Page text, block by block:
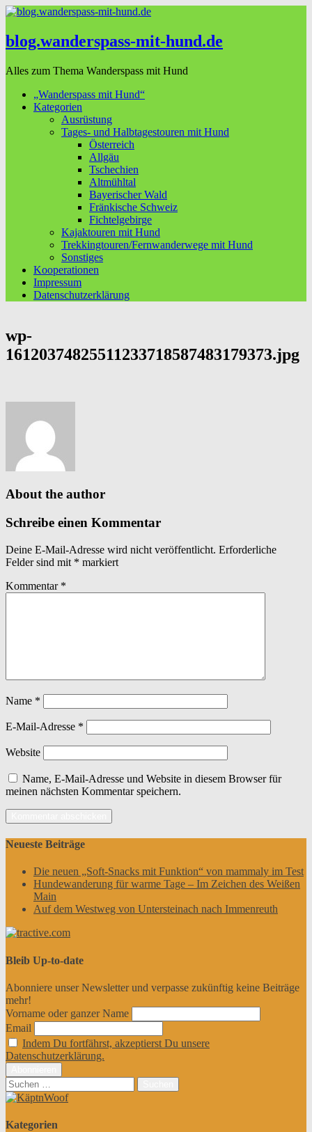
blog.wanderspass-mit-hund.de
Alles zum Thema Wanderspass mit Hund
„Wanderspass mit Hund“
Kategorien
Ausrüstung
Tages- und Halbtagestouren mit Hund
Österreich
Allgäu
Tschechien
Altmühltal
Bayerischer Wald
Fränkische Schweiz
Fichtelgebirge
Kajaktouren mit Hund
Trekkingtouren/Fernwanderwege mit Hund
Sonstiges
Kooperationen
Impressum
Datenschutzerklärung
wp-
16120374825511233718587483179373.jpg
About the author
Schreibe einen Kommentar
Deine E-Mail-Adresse wird nicht veröffentlicht. Erforderliche
Felder sind mit * markiert
Kommentar *
Name *
E-Mail-Adresse *
Website
Name, E-Mail-Adresse und Website in diesem Browser für
meinen nächsten Kommentar speichern.
Neueste Beiträge
Die neuen „Soft-Snacks mit Funktion“ von mammaly im Test
Hundewanderung für warme Tage – Im Zeichen des Weißen
Main
Auf dem Westweg von Untersteinach nach Immenreuth
Bleib Up-to-date
Abonniere unser Newsletter und verpasse zukünftig keine Beiträge
mehr!
Vorname oder ganzer Name
Email
Indem Du fortfährst, akzeptierst Du unsere
Datenschutzerklärung.
Suchen
nach:
Kategorien